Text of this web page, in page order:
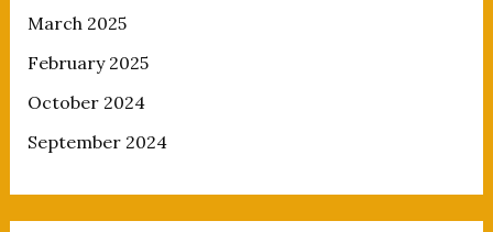
March 2025
February 2025
October 2024
September 2024